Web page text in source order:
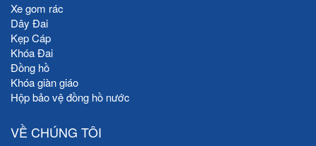
Xe gom rác
Dây Đai
Kẹp Cáp
Khóa Đai
Đồng hồ
Khóa giàn giáo
Hộp bảo vệ đồng hồ nước
VỀ CHÚNG TÔI